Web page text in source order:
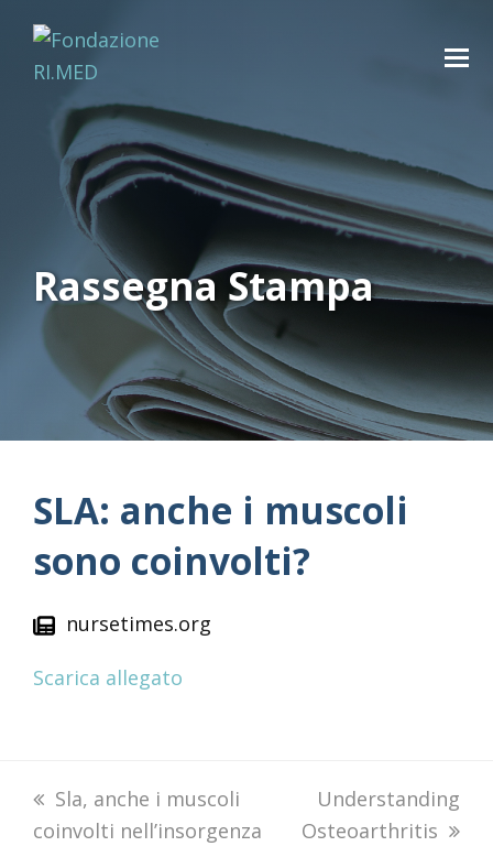
Rassegna Stampa
SLA: anche i muscoli
sono coinvolti?
nursetimes.org
Scarica allegato
previous
post:
Sla, anche i muscoli
coinvolti nell’insorgenza
next
post:
Understanding
Osteoarthritis